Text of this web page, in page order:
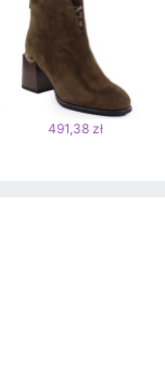
491,38 zł